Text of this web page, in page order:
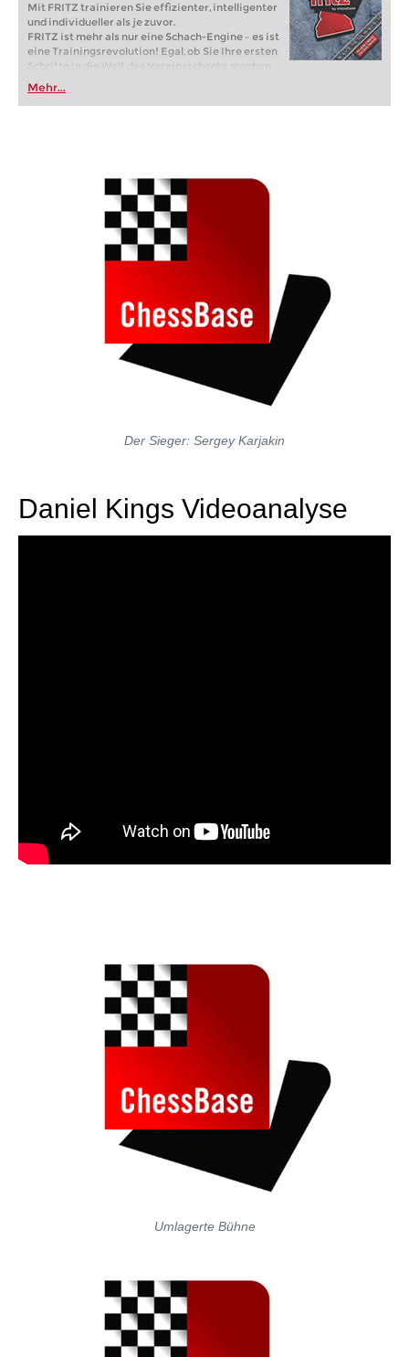
Mit FRITZ trainieren Sie effizienter, intelligenter
und individueller als je zuvor.
FRITZ ist mehr als nur eine Schach-Engine – es ist
eine Trainingsrevolution! Egal, ob Sie Ihre ersten
Schritte in die Welt des Vereinsschachs machen
oder bereits auf Turnierniveau spielen: Mit
FRITZ trainieren Sie effizienter, intelligenter und
individueller als je zuvor.
Mehr...
Der Sieger: Sergey Karjakin
Daniel Kings Videoanalyse
Umlagerte Bühne